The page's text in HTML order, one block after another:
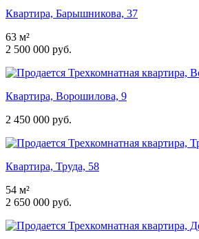
Квартира, Барышникова, 37
63 м²
2 500 000 руб.
Квартира, Ворошилова, 9
2 450 000 руб.
Квартира, Труда, 58
54 м²
2 650 000 руб.